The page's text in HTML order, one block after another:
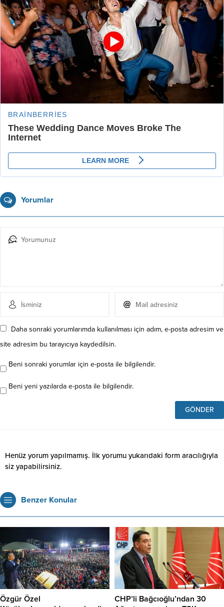
Yorumlar
Daha sonraki yorumlarımda kullanılması için adım, e-posta adresim ve
site adresim bu tarayıcıya kaydedilsin.
Beni sonraki yorumlar için e-posta ile bilgilendir.
Beni yeni yazılarda e-posta ile bilgilendir.
Henüz yorum yapılmamış. İlk yorumu yukarıdaki form aracılığıyla
siz yapabilirsiniz.
Benzer Konular
Özgür Özel
CHP’li Bağcıoğlu’ndan 30